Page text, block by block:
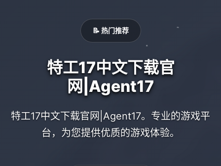
📝 热门推荐
特工17中文下载官
网|Agent17
特工17中文下载官网|Agent17。专业的游戏平
台，为您提供优质的游戏体验。